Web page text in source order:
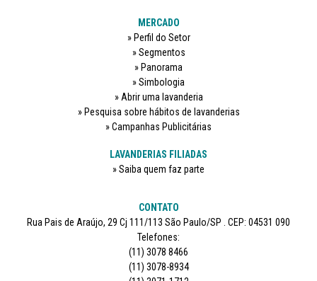
MERCADO
Perfil do Setor
Segmentos
Panorama
Simbologia
Abrir uma lavanderia
Pesquisa sobre hábitos de lavanderias
Campanhas Publicitárias
LAVANDERIAS FILIADAS
Saiba quem faz parte
CONTATO
Rua Pais de Araújo, 29 Cj 111/113 São Paulo/SP . CEP: 04531 090
Telefones:
(11) 3078 8466
(11) 3078-8934